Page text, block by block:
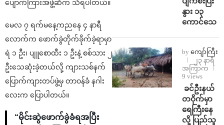
ပျောက်ကြားအဖွဲ့ဆီက သိရပါတယ်။
မေလ ၇ ရက်မနေ့ကညနေ ၄ နာရီ
လောက်က ဖောက်ခွဲတိုက်ခိုက်ခဲ့ရာမှာ
ရဲ ၁ ဦး၊ ပျူစောထီး ၁ ဦးနဲ့ စစ်သား ၂
ဦးသေဆုံးခဲ့တယ်လို့ ကျားသစ်နက်
ပြောက်ကျားတပ်ဖွဲ့မှ တာဝန်ခံ နဂါး
လေးက ပြောပါတယ်။
“မိုင်းဆွဲဖောက်ခွဲခံရအပြီး
နွား ၁၃
ကောင်သေ
by ကျော်ကြီး
၂၃ နာရီ
အကြာက
9 views
⁩ ⁨ခင်ဦးနယ်
တဝိုက်မှာ
ရေကြီးနေ
လို့ ပြည်သူ